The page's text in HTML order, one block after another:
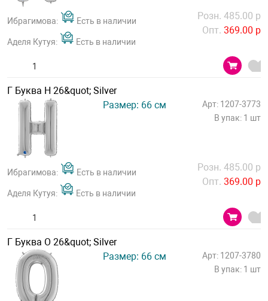
Ибрагимова: Есть в наличии
Аделя Кутуя: Есть в наличии
Розн. 485.00 р
Опт. 369.00 р
Г Буква Н 26&quot; Silver
Размер: 66 см
Арт: 1207-3773
В упак: 1 шт
Ибрагимова: Есть в наличии
Аделя Кутуя: Есть в наличии
Розн. 485.00 р
Опт. 369.00 р
Г Буква О 26&quot; Silver
Размер: 66 см
Арт: 1207-3780
В упак: 1 шт